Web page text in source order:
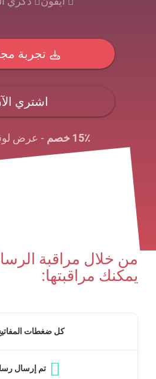
تجربة
اشتري
15٪ خصم - عرض
من خلال مراقبة
يمكنك مراقبتها:
كل ضغطات
تم إرسال